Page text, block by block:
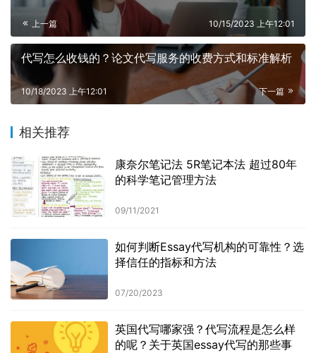
上一篇 10/15/2023 上午12:01
代写怎么收钱的？论文代写服务的收费方式和标准解析
下一篇
10/18/2023 上午12:01
相关推荐
康奈尔笔记法 5R笔记本法 超过80年
的科学笔记管理方法
09/11/2021
如何判断Essay代写机构的可靠性？选
择信任的指标和方法
07/20/2023
英国代写哪家强？代写流程是怎么样
的呢？关于英国essay代写的那些事